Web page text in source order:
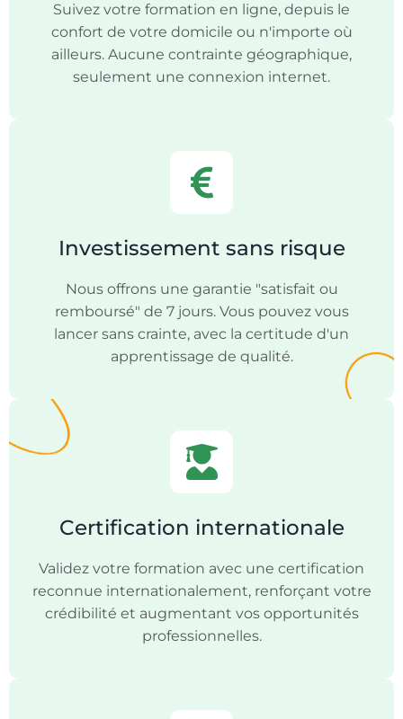
Suivez votre formation en ligne, depuis le
confort de votre domicile ou n'importe où
ailleurs. Aucune contrainte géographique,
seulement une connexion internet.
Investissement sans risque
Nous offrons une garantie "satisfait ou
remboursé" de 7 jours. Vous pouvez vous
lancer sans crainte, avec la certitude d'un
apprentissage de qualité.
Certification internationale
Validez votre formation avec une certification
reconnue internationalement, renforçant votre
crédibilité et augmentant vos opportunités
professionnelles.